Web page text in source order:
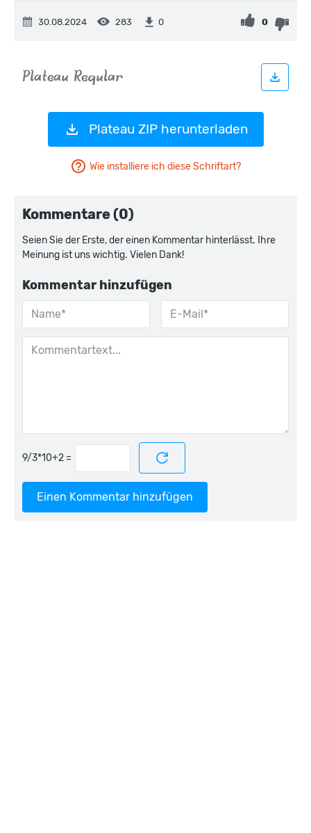
30.08.2024 283 0 0
Plateau ZIP herunterladen
Wie installiere ich diese Schriftart?
Kommentare (0)
Seien Sie der Erste, der einen Kommentar hinterlässt. Ihre
Meinung ist uns wichtig. Vielen Dank!
Kommentar hinzufügen
=
Einen Kommentar hinzufügen